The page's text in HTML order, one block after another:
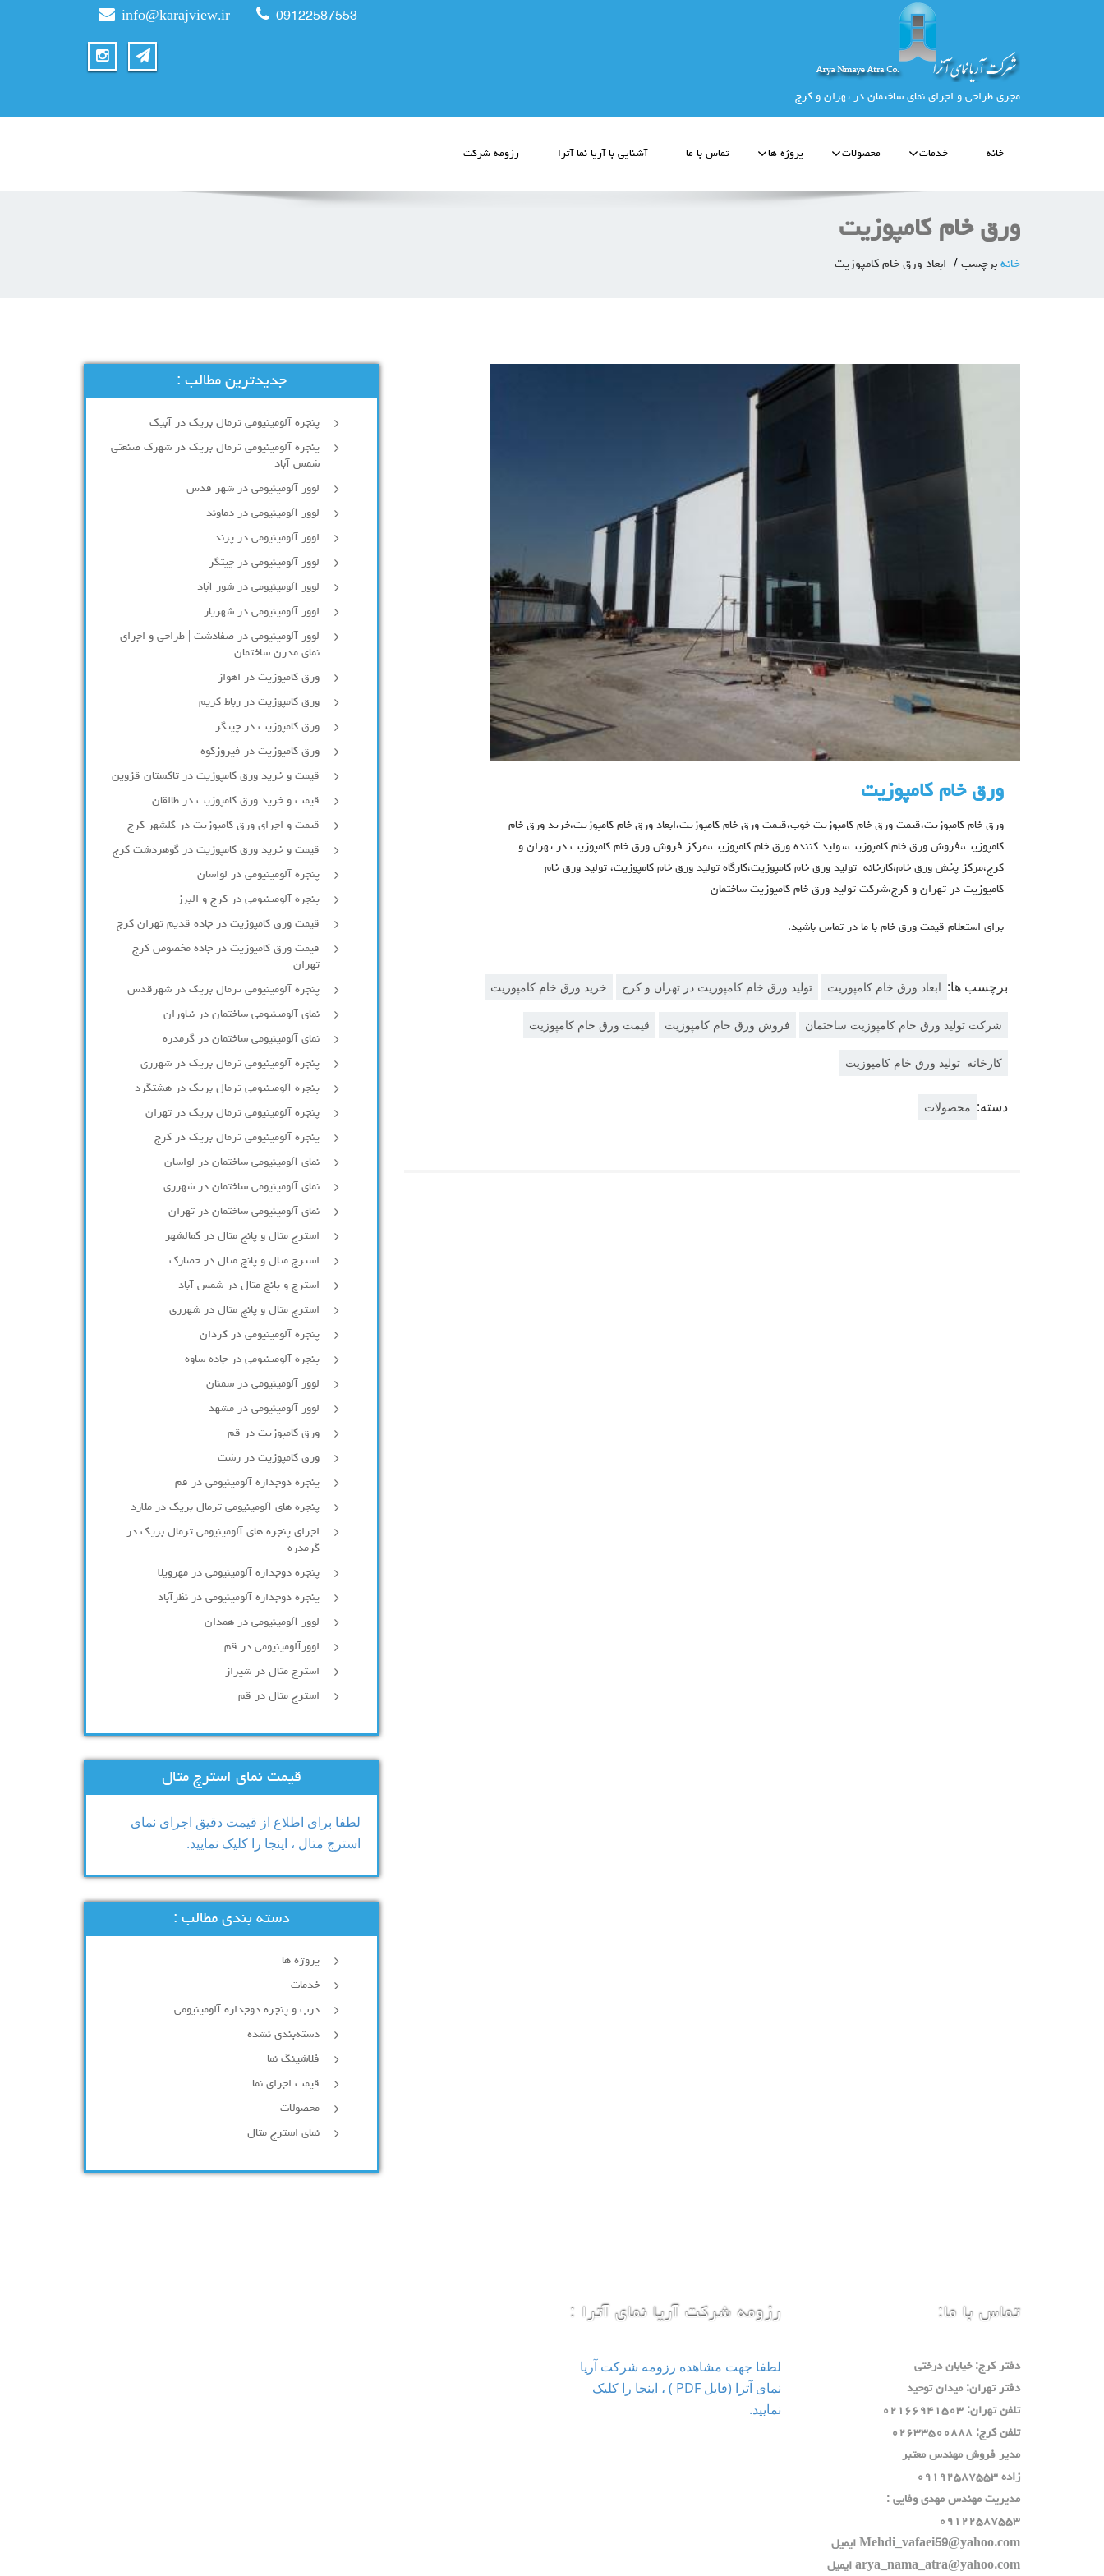
مجری طراحی و اجرای نمای ساختمان در تهران و کرج
info@karajview.ir 09122587553
خانه خدمات محصولات پروژه ها تماس با ما آشنایی با آریا نما آترا رزومه شرکت
ورق خام کامپوزیت
خانه برچسب ابعاد ورق خام کامپوزیت
ورق خام کامپوزیت
ورق خام کامپوزیت،قیمت ورق خام کامپوزیت خوب،قیمت ورق خام کامپوزیت،ابعاد ورق خام کامپوزیت،خرید ورق خام
کامپوزیت،فروش ورق خام کامپوزیت،تولید کننده ورق خام کامپوزیت،مرکز فروش ورق خام کامپوزیت در تهران و
کرج،مرکز پخش ورق خام،کارخانه تولید ورق خام کامپوزیت،کارگاه تولید ورق خام کامپوزیت، تولید ورق خام
کامپوزیت در تهران و کرج،شرکت تولید ورق خام کامپوزیت ساختمان
برای استعلام قیمت ورق خام با ما در تماس باشید.
برچسب ها: ابعاد ورق خام کامپوزیت تولید ورق خام کامپوزیت در تهران و کرج خرید ورق خام کامپوزیت
شرکت تولید ورق خام کامپوزیت ساختمان فروش ورق خام کامپوزیت قیمت ورق خام کامپوزیت
کارخانه تولید ورق خام کامپوزیت
دسته: محصولات
جدیدترین مطالب :
پنجره آلومینیومی ترمال بریک در آبیک
پنجره آلومینیومی ترمال بریک در شهرک صنعتی
شمس آباد
لوور آلومینیومی در شهر قدس
لوور آلومینیومی در دماوند
لوور آلومینیومی در پرند
لوور آلومینیومی در چیتگر
لوور آلومینیومی در شور آباد
لوور آلومينيومي در شهريار
لوور آلومینیومی در صفادشت | طراحی و اجرای
نمای مدرن ساختمان
ورق کامپوزیت در اهواز
ورق کامپوزیت در رباط کریم
ورق کامپوزیت در چیتگر
ورق کامپوزیت در فیروزکوه
قیمت و خرید ورق کامپوزیت در تاکستان قزوین
قیمت و خرید ورق کامپوزیت در طالقان
قیمت و اجرای ورق کامپوزیت در گلشهر کرج
قیمت و خرید ورق کامپوزیت در گوهردشت کرج
پنجره آلومینیومی در لواسان
پنجره آلومینیومی در کرج و البرز
قیمت ورق کامپوزیت در جاده قدیم تهران کرج
قیمت ورق کامپوزیت در جاده مخصوص کرج
تهران
پنجره آلومینیومی ترمال بریک در شهرقدس
نمای آلومینیومی ساختمان در نیاوران
نمای آلومینیومی ساختمان در گرمدره
پنجره آلومینیومی ترمال بریک در شهرری
پنجره آلومینیومی ترمال بریک در هشتگرد
پنجره آلومینیومی ترمال بریک در تهران
پنجره آلومینیومی ترمال بریک در کرج
نمای آلومینیومی ساختمان در لواسان
نمای آلومینیومی ساختمان در شهرری
نمای آلومینیومی ساختمان در تهران
استرچ متال و پانچ متال در کمالشهر
استرچ متال و پانچ متال در حصارك
استرچ و پانچ متال در شمس آباد
استرچ متال و پانچ متال در شهرری
پنجره آلومینیومی در کردان
پنجره آلومینیومی در جاده ساوه
لوور آلومینیومی در سمنان
لوور آلومینیومی در مشهد
ورق کامپوزیت در قم
ورق کامپوزیت در رشت
پنجره دوجداره آلومينيومی در قم
پنجره های آلومینیومی ترمال بریک در ملارد
اجرای پنجره های آلومینیومی ترمال بریک در
گرمدره
پنجره دوجداره آلومینیومی در مهرویلا
پنجره دوجداره آلومینیومی در نظرآباد
لوور آلومینیومی در همدان
لوورآلومینیومی در قم
استرچ متال در شیراز
استرچ متال در قم
قیمت نمای استرچ متال
لطفا برای اطلاع از قیمت دقیق اجرای نمای
استرچ متال ، اینجا را کلیک نمایید.
دسته بندی مطالب :
پروژه ها
خدمات
درب و پنجره دوجداره آلومینیومی
دسته‌بندی نشده
فلاشینگ نما
قیمت اجرای نما
محصولات
نمای استرچ متال
تماس با ما:
دفتر كرج: خيابان درختي
دفتر تهران: ميدان توحيد
تلفن تهران: ٠٢١٦٦٩٤١٥٠٣
تلفن كرج: ٠٢٦٣٣٥٠٠٨٨٨
مدير فروش مهندس معتبر
زاده ٠٩١٩٢٥٨٧٥٥٣
مديريت مهندس مهدي وفايي :
٠٩١٢٢٥٨٧٥٥٣
Mehdi_vafaei59@yahoo.com ايميل
arya_nama_atra@yahoo.com ايميل
رزومه شرکت آریا نمای آترا :
لطفا جهت مشاهده رزومه شرکت آریا
نمای آترا (فایل PDF ) ، اینجا را کلیک
نمایید.